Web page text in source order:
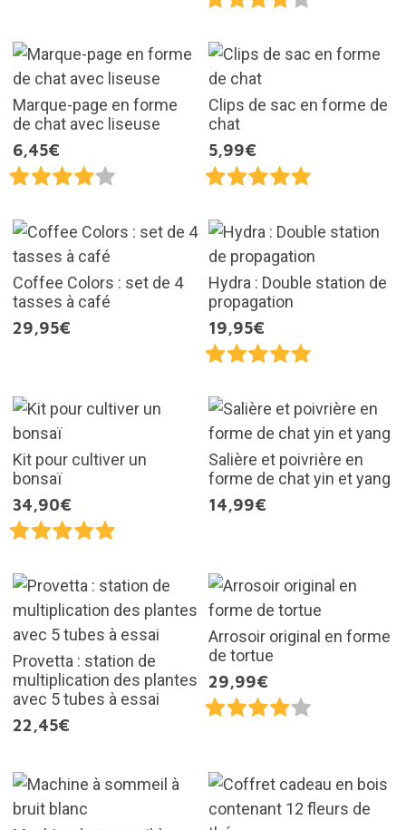
Marque-page en forme
de chat avec liseuse
6,45€
Clips de sac en forme de
chat
5,99€
Coffee Colors : set de 4
tasses à café
29,95€
Hydra : Double station de
propagation
19,95€
Kit pour cultiver un
bonsaï
34,90€
Salière et poivrière en
forme de chat yin et yang
14,99€
Provetta : station de
multiplication des plantes
avec 5 tubes à essai
22,45€
Arrosoir original en forme
de tortue
29,99€